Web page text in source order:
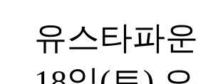
유스타파